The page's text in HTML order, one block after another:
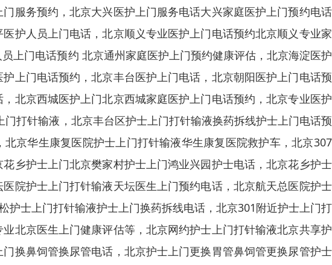
服务预约，北京大兴医护上门服务电话大兴家庭医护上门预约电
护人员上门电话，北京顺义专业医护上门电话预约北京顺义专业
上门电话预约 北京通州家庭医护上门预约健康评估，北京海淀医
上门电话预约，北京丰台医护上门电话，北京朝阳医护上门电话
北京西城医护上门北京西城家庭医护上门电话预约，北京专业医
打针输液，北京丰台区护士上门打针输液换药拆线护士上门电话
京华生康复医院护士上门打针输液华生康复医院救护车，北京
乡护士上门北京樊家村护士上门鸿业兴园护士电话，北京花乡护
院护士上门打针输液天坛医生上门预约电话，北京航天总医院护
护士上门打针输液护士上门换药拆线电话，北京301附近护士上门
北京医生上门健康评估等，北京网约护士上门打针输液北京共享
换鼻饲管换尿管电话，北京护士上门更换胃管鼻饲管更换尿管护